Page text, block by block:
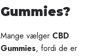
Gummies?
Mange vælger CBD
Gummies, fordi de er